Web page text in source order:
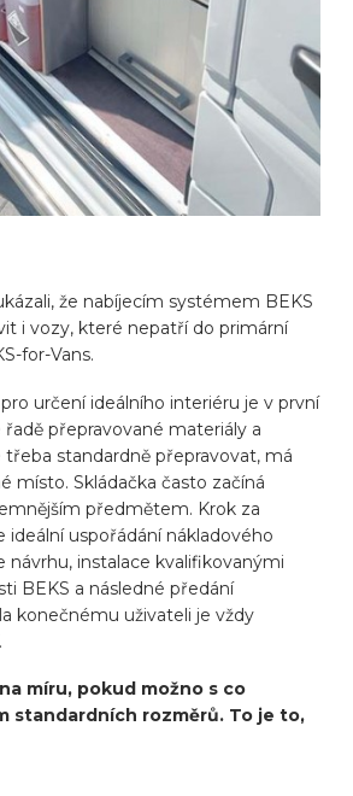
že nabíjecím systémem BEKS
i vozy, které nepatří do primární
for-Vans.
určení ideálního interiéru je v první
přepravované materiály a
třeba standardně přepravovat, má
místo. Skládačka často začíná
předmětem. Krok za
ideální uspořádání nákladového
návrhu, instalace kvalifikovanými
BEKS a následné předání
konečnému uživateli je vždy
míru, pokud možno s co
standardních rozměrů. To je to,